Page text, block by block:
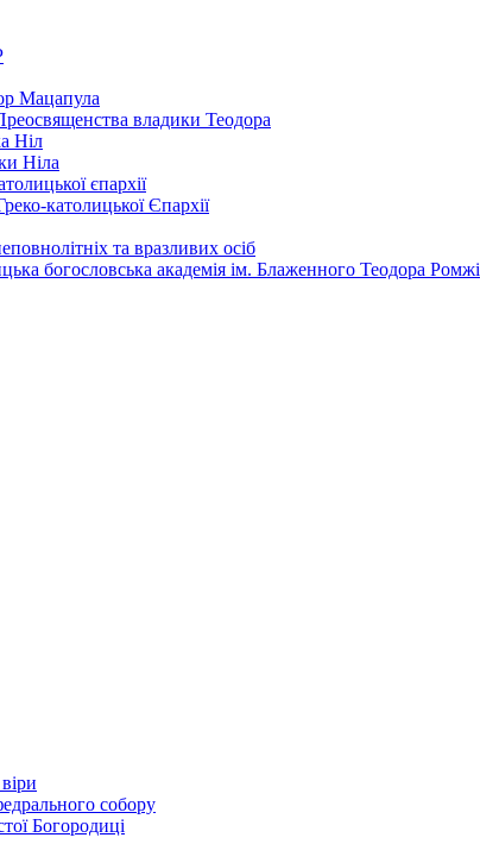
Мацапула
владики Теодора
Ніл
Ніла
єпархії
католицької Єпархії
та вразливих осіб
богословська академія ім. Блаженного Теодора Ромжі
собору
Богородиці